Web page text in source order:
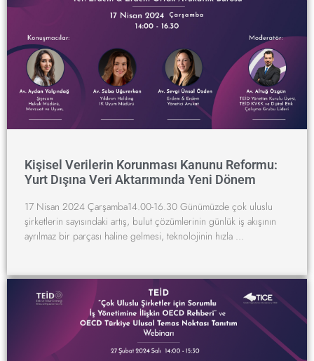
Kişisel Verilerin Korunması Kanunu Reformu:
Yurt Dışına Veri Aktarımında Yeni Dönem
17 Nisan 2024 Çarşamba14.00-16.30 Günümüzde çok uluslu
şirketlerin sayısındaki artış, bulut çözümlerinin günlük iş akışının
ayrılmaz bir parçası haline gelmesi, teknolojinin hızla …